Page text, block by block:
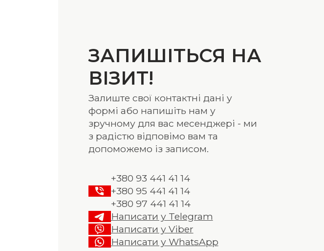
ЗАПИШІТЬСЯ НА
ВІЗИТ!
Залиште свої контактні дані у
формі або напишіть нам у
зручному для вас месенджері - ми
з радістю відповімо вам та
допоможемо із записом.
+380 93 441 41 14
+380 95 441 41 14
+380 97 441 41 14
Написати у Telegram
Написати у Viber
Написати у WhatsApp